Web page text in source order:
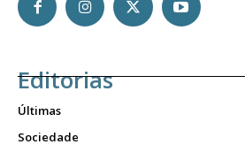
Editorias
Últimas
Sociedade